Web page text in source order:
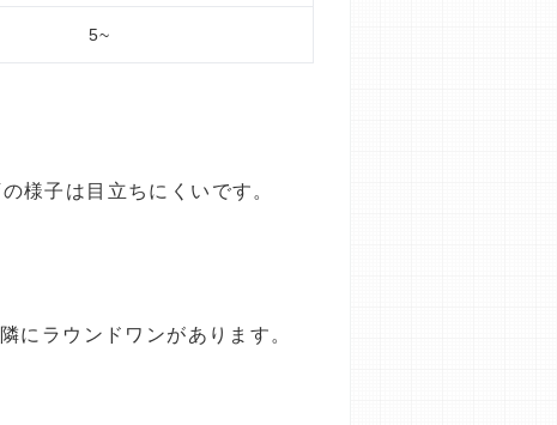
5~
様子は目立ちにくいです。
にラウンドワンがあります。